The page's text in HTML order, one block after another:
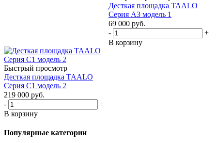
Десткая площадка TAALO
Серия A3 модель 1
69 000 руб.
-
+
В корзину
Быстрый просмотр
Десткая площадка TAALO
Серия С1 модель 2
219 000 руб.
-
+
В корзину
Популярные категории